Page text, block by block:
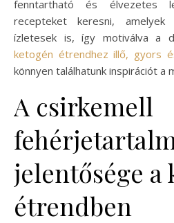
fenntartható és élvezetes
recepteket keresni, amelyek
ízletesek is, így motiválva a
ketogén étrendhez illő, gyors
könnyen találhatunk inspirációt a
A csirkemell
jelentősége a
étrendben